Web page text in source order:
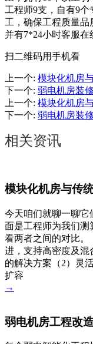
工程师9支，自有9
工，确保工程质量品
并有7*24小时客服在
扫二维码用手机看
上一个: 模块化机房
下一个: 弱电机房装
上一个: 模块化机房
下一个: 弱电机房装
相关资讯
模块化机房与传
今天咱们就聊一聊它
面是工程师为我们测
看两者之间的对比。
进，支持高密度及混
的解决方案（2）灵
扩容
→
弱电机房工程改